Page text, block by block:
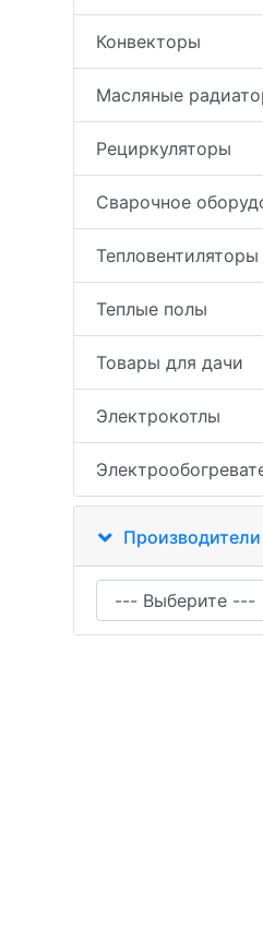
Конвекторы
Масляные
Рециркуляторы
Сварочное
Тепловентиляторы
Теплые полы
Товары для дачи
Электрокотлы
Производители